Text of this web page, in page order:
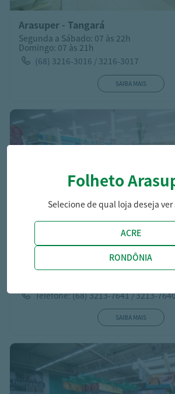
Arasuper - Tangará
Segunda a Sábado: 07 às 22h
Domingo: 07 às 21h
(68) 3216-3016 / 3216-3017
SAIBA MAIS
Segunda a Sábado: 06:30h às 19h
Telefone: (68) 3213-7641 / 3213-
SAIBA MAIS
Folheto
Selecione de qual loja deseja ver
ACRE
RONDÔNIA